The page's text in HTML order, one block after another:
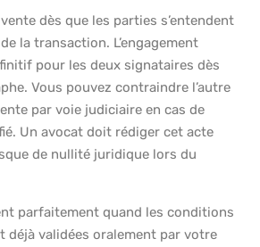
dès que les parties s’entendent
la transaction. L’engagement
pour les deux signataires dès
Vous pouvez contraindre l’autre
par voie judiciaire en cas de
Un avocat doit rédiger cet acte
de nullité juridique lors du
parfaitement quand les conditions
déjà validées oralement par votre